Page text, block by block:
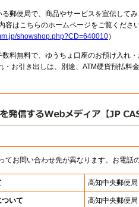
郵便局で、商品やサービスを宣伝して
容はこちらのホームページをご覧くださ
showshop.php?CD=640010）
数料無料で、ゆうちょ口座のお預け入れ
お引き出しは、別途、ATM硬貨預払料
てお問い合わせ先が異なります。お電話
高知中央郵便局
いて 高知中央郵便局